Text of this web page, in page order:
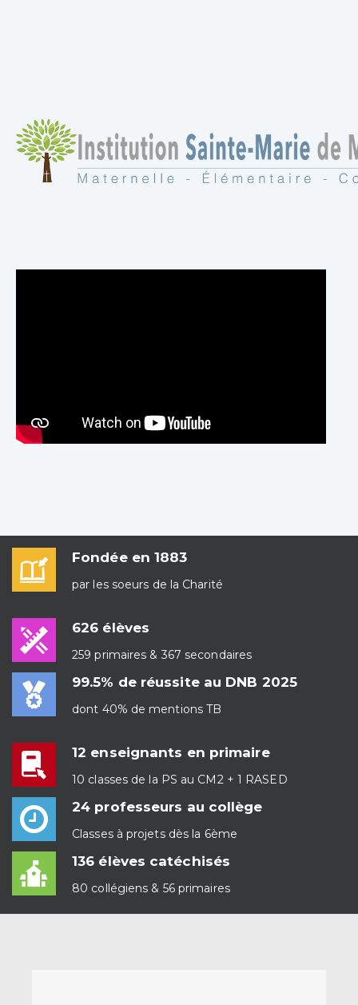
Fondée en 1883
par les soeurs de la Charité
626 élèves
259 primaires & 367 secondaires
99.5% de réussite au DNB 2025
dont 40% de mentions TB
12 enseignants en primaire
10 classes de la PS au CM2 + 1 RASED
24 professeurs au collège
Classes à projets dès la 6ème
136 élèves catéchisés
80 collégiens & 56 primaires